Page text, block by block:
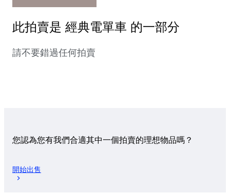
此拍賣是 經典電單車 的一部分
請不要錯過任何拍賣
您認為您有我們合適其中一個拍賣的理想物品嗎？
開始出售